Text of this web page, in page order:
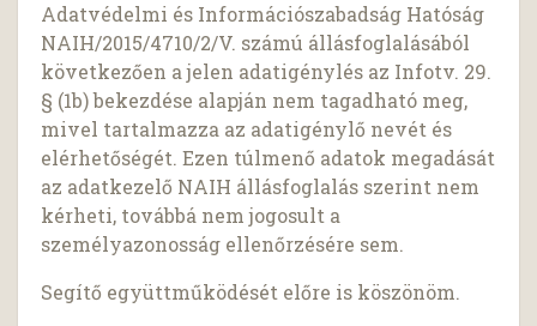
Adatvédelmi és Információszabadság Hatóság
NAIH/2015/4710/2/V. számú állásfoglalásából
következően a jelen adatigénylés az Infotv. 29.
§ (1b) bekezdése alapján nem tagadható meg,
mivel tartalmazza az adatigénylő nevét és
elérhetőségét. Ezen túlmenő adatok megadását
az adatkezelő NAIH állásfoglalás szerint nem
kérheti, továbbá nem jogosult a
személyazonosság ellenőrzésére sem.
Segítő együttműködését előre is köszönöm.